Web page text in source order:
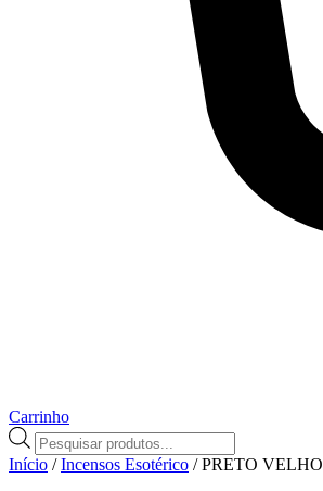
Carrinho
Pesquisar
produtos
Início /Incensos Esotérico / PRETO VELHO